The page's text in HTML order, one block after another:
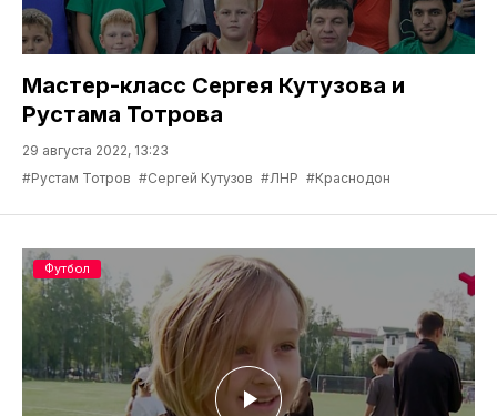
Мастер-класс Сергея Кутузова и
Рустама Тотрова
29 августа 2022, 13:23
#Рустам Тотров #Сергей Кутузов #ЛНР #Краснодон
Футбол